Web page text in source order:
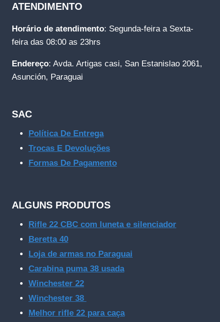
ATENDIMENTO
Horário de atendimento: Segunda-feira a Sexta-
feira das 08:00 as 23hrs
Endereço: Avda. Artigas casi, San Estanislao 2061,
Asunción, Paraguai
SAC
Política De Entrega
Trocas E Devoluções
Formas De Pagamento
ALGUNS PRODUTOS
Rifle 22 CBC com luneta e silenciador
Beretta 40
Loja de armas no Paraguai
Carabina puma 38 usada
Winchester 22
Winchester 38
Melhor rifle 22 para caça